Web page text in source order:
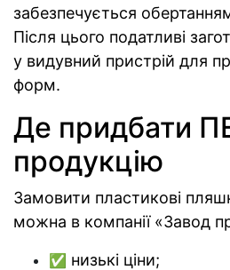
забезпечується
Після цього податливі
у видувний пристрій для
форм.
Де придбати
продукцію
Замовити пластикові
можна в компанії «Завод
✅ низькі ціни;